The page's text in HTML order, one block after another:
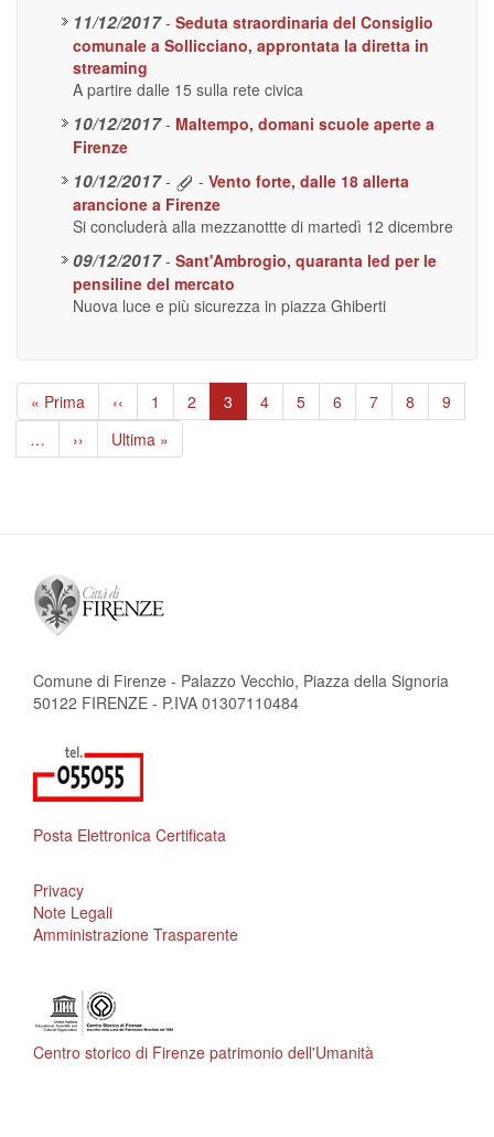
11/12/2017 - Seduta straordinaria del Consiglio
comunale a Sollicciano, approntata la diretta in
streaming
A partire dalle 15 sulla rete civica
10/12/2017 - Maltempo, domani scuole aperte a
Firenze
10/12/2017 - - Vento forte, dalle 18 allerta
arancione a Firenze
Si concluderà alla mezzanottte di martedì 12 dicembre
09/12/2017 - Sant'Ambrogio, quaranta led per le
pensiline del mercato
Nuova luce e più sicurezza in piazza Ghiberti
Paginazione
Prima
pagina
« Prima
Pagina
precedente
‹‹ Page
1 Page
2
Pagina
attuale
3 Page
4 Page
5 Page
6 Page
7 Page
8 Page
9
…
Pagina
successiva
››
Ultima
pagina
Ultima »
Comune di Firenze - Palazzo Vecchio, Piazza della Signoria
50122 FIRENZE - P.IVA 01307110484
Posta Elettronica Certificata
Privacy
Note Legali
Amministrazione Trasparente
Centro storico di Firenze patrimonio dell'Umanità